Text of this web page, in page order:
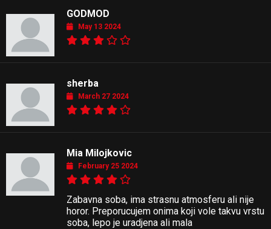
GODMOD
May 13 2024
sherba
March 27 2024
Mia Milojkovic
February 25 2024
Zabavna soba, ima strasnu atmosferu ali nije
horor. Preporucujem onima koji vole takvu vrstu
soba, lepo je uradjena ali mala